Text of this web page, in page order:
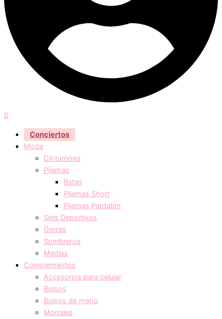
0
Conciertos
Moda
Cinturones
Pijamas
Batas
Pijamas Short
Pijamas Pantalón
Sets Deportivos
Gorras
Sombreros
Medias
Complementos
Accesorios para celular
Bolsos
Bolsos de mano
Morrales